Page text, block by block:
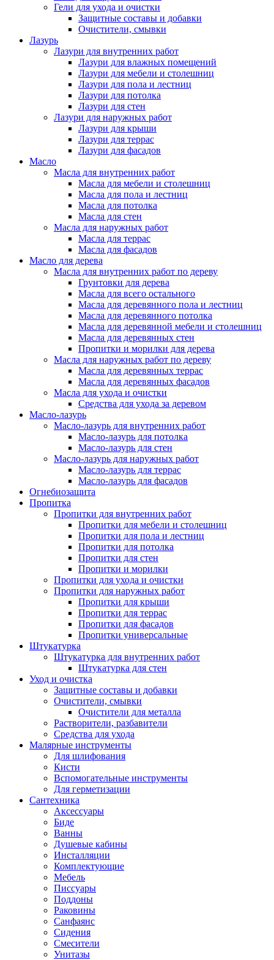
Гели для ухода и очистки
Защитные составы и добавки
Очистители, смывки
Лазурь
Лазури для внутренних работ
Лазури для влажных помещений
Лазури для мебели и столешниц
Лазури для пола и лестниц
Лазури для потолка
Лазури для стен
Лазури для наружных работ
Лазури для крыши
Лазури для террас
Лазури для фасадов
Масло
Масла для внутренних работ
Масла для мебели и столешниц
Масла для пола и лестниц
Масла для потолка
Масла для стен
Масла для наружных работ
Масла для террас
Масла для фасадов
Масло для дерева
Масла для внутренних работ по дереву
Грунтовки для дерева
Масла для всего остального
Масла для деревянного пола и лестниц
Масла для деревянного потолка
Масла для деревянной мебели и столешниц
Масла для деревянных стен
Пропитки и морилки для дерева
Масла для наружных работ по дереву
Масла для деревянных террас
Масла для деревянных фасадов
Масла для ухода и очистки
Средства для ухода за деревом
Масло-лазурь
Масло-лазурь для внутренних работ
Масло-лазурь для потолка
Масло-лазурь для стен
Масло-лазурь для наружных работ
Масло-лазурь для террас
Масло-лазурь для фасадов
Огнебиозащита
Пропитка
Пропитки для внутренних работ
Пропитки для мебели и столешниц
Пропитки для пола и лестниц
Пропитки для потолка
Пропитки для стен
Пропитки и морилки
Пропитки для ухода и очистки
Пропитки для наружных работ
Пропитки для крыши
Пропитки для террас
Пропитки для фасадов
Пропитки универсальные
Штукатурка
Штукатурка для внутренних работ
Штукатурка для стен
Уход и очистка
Защитные составы и добавки
Очистители, смывки
Очистители для металла
Растворители, разбавители
Средства для ухода
Малярные инструменты
Для шлифования
Кисти
Вспомогательные инструменты
Для герметизации
Сантехника
Аксессуары
Биде
Ванны
Душевые кабины
Инсталляции
Комплектующие
Мебель
Писсуары
Поддоны
Раковины
Санфаянс
Сидения
Смесители
Унитазы